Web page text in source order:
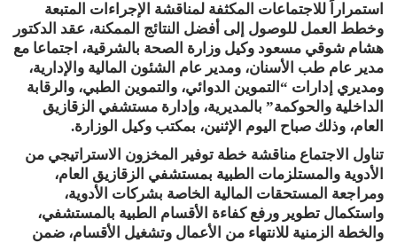
استمراراً للاجتماعات المكثفة لمناقشة الإجراءات المتبعة
وخطط العمل للوصول إلى أفضل النتائج الممكنة، عقد الدكتور
هشام شوقي مسعود وكيل وزارة الصحة بالشرقية، اجتماعا مع
مدير عام طب الأسنان، ومدير عام الشئون المالية والإدارية،
ومديري إدارات “التموين الدوائي، والتموين الطبي، والرقابة
الداخلية والحوكمة” بالمديرية، وإدارة مستشفي الزقازيق
العام، وذلك صباح اليوم الإثنين، بمكتب وكيل الوزارة.
تناول الاجتماع مناقشة خطة توفير المخزون الاستراتيجي من
الأدوية والمستلزمات الطبية بمستشفي الزقازيق العام،
ومراجعة المستحقات المالية الخاصة بشركات الأدوية،
واستكمال تطوير ورفع كفاءة الأقسام الطبية بالمستشفي،
والخطة الزمنية للانتهاء من الأعمال وتشغيل الأقسام، ضمن